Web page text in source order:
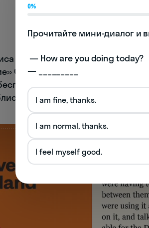
в стране чудес» Льюиса
Франца Кафки. По замыслу
приложению
Нью-Йорка.
0%
Прочитайте мини-диалог и
— _________
I am fine, thanks.
I am normal, thanks.
I feel myself good.